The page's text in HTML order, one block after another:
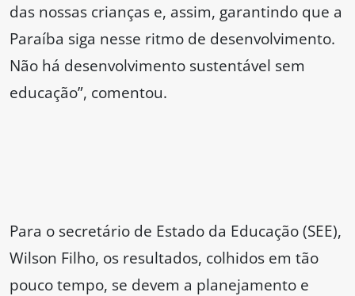
das nossas crianças e, assim, garantindo que a
Paraíba siga nesse ritmo de desenvolvimento.
Não há desenvolvimento sustentável sem
educação”, comentou.
Para o secretário de Estado da Educação (SEE),
Wilson Filho, os resultados, colhidos em tão
pouco tempo, se devem a planejamento e